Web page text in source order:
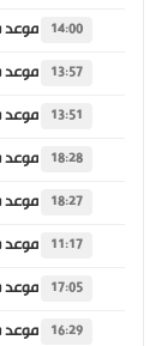
14:00
13:57
13:51
18:28
18:27
11:17
17:05
16:29